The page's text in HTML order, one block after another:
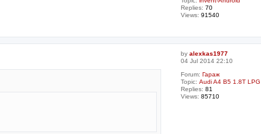
Replies: 70
Views: 91540
by alexkas1977
04 Jul 2014 22:10
Forum: Гараж
Topic: Audi A4 B5 1.8T LPG
Replies: 81
Views: 85710